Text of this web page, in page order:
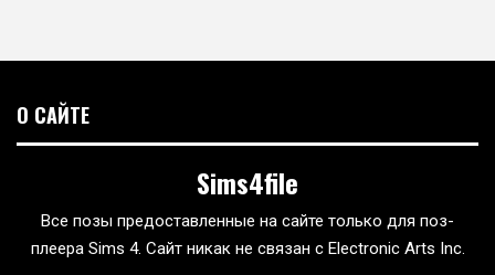
О САЙТЕ
Sims4file
Все позы предоставленные на сайте только для поз-
плеера Sims 4. Сайт никак не связан с Electronic Arts Inc.